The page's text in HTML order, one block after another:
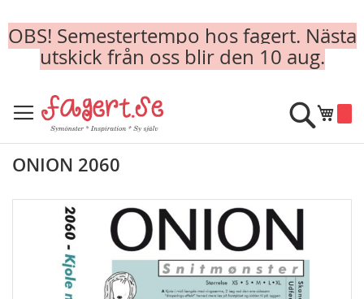
OBS! Semestertempo hos fagert. Nästa
utskick från oss blir den 10 aug.
to
Content
Min
Sök
ONION 2060